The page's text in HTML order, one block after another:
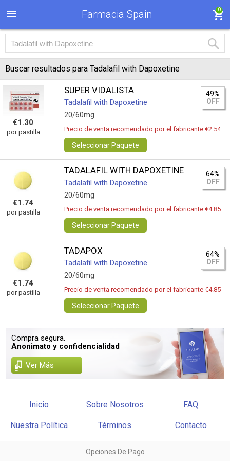
Farmacia Spain 0
Buscar resultados para Tadalafil with Dapoxetine
€1.30
por pastilla
SUPER VIDALISTA
Tadalafil with Dapoxetine
20/60mg
49%
OFF
Precio de venta recomendado por el fabricante €2.54
Seleccionar Paquete
€1.74
por pastilla
TADALAFIL WITH DAPOXETINE
Tadalafil with Dapoxetine
20/60mg
64%
OFF
Precio de venta recomendado por el fabricante €4.85
Seleccionar Paquete
€1.74
por pastilla
TADAPOX
Tadalafil with Dapoxetine
20/60mg
64%
OFF
Precio de venta recomendado por el fabricante €4.85
Seleccionar Paquete
Compra segura.
Anonimato y confidencialidad
Ver Más
Inicio Sobre Nosotros FAQ
Nuestra Política Términos Contacto
Opciones De Pago